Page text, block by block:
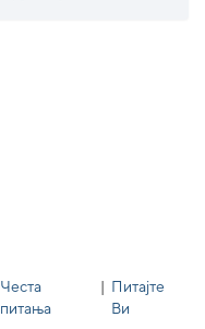
Честа
питања
| Питајте
Ви